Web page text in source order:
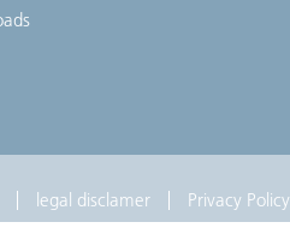
legal disclamer Privacy Policy